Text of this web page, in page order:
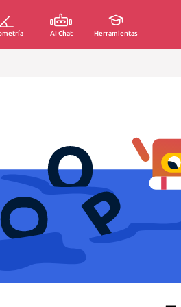
AI Chat Herramientas